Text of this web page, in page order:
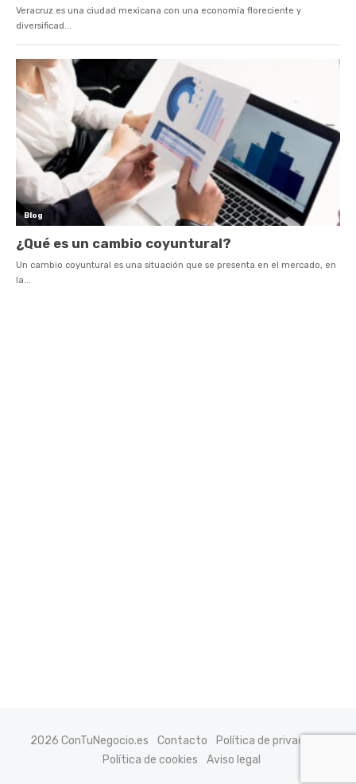
2026 ConTuNegocio.es Contacto
Política de privacidad
Política de cookies
Aviso legal